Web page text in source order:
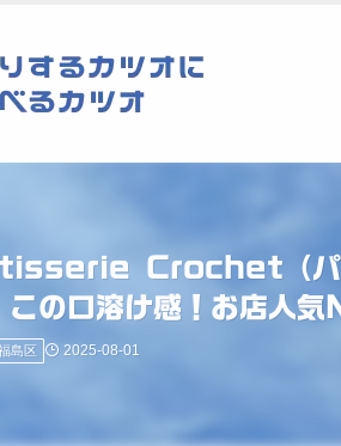
Crochet（パテ
の口溶け感！お店人気
島区 2025-08-01